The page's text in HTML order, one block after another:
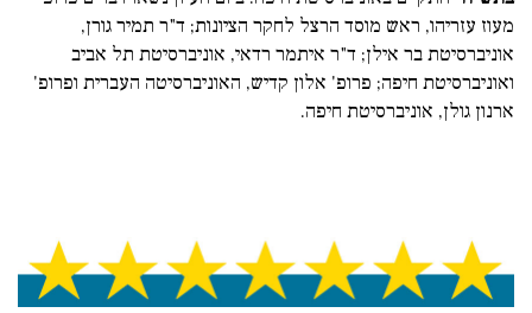
מעוז עזריהו, ראש מוסד הרצל לחקר הציונות; ד"ר תמיר גורן,
אוניברסיטת בר אילן; ד"ר איתמר רדאי, אוניברסיטת תל אביב
ואוניברסיטת חיפה; פרופ' אלון קדיש, האוניברסיטה העברית ופרופ'
ארנון גולן, אוניברסיטת חיפה.